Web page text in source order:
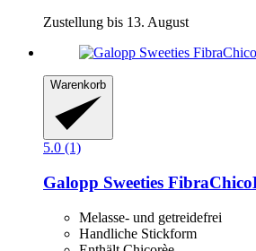
Zustellung bis 13. August
Warenkorb
5.0 (1)
Galopp Sweeties
Melasse- und getreidefrei
Handliche Stickform